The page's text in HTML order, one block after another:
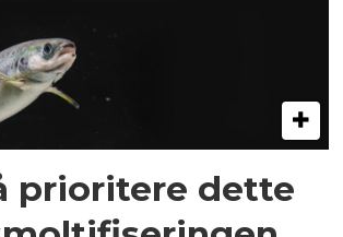
prioritere dette